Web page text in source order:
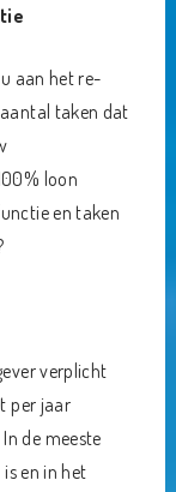
aan het re-
taken dat
loon
en taken
verplicht
per jaar
de meeste
en in het